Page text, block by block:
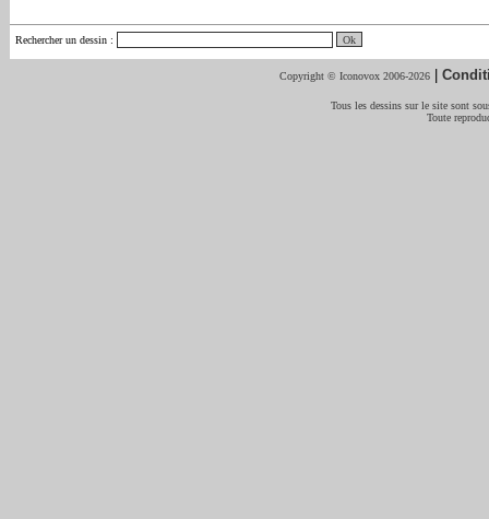
Rechercher un dessin :
Copyright © Iconovox 2006-2026 |
Tous les dessins sur le site sont
Toute